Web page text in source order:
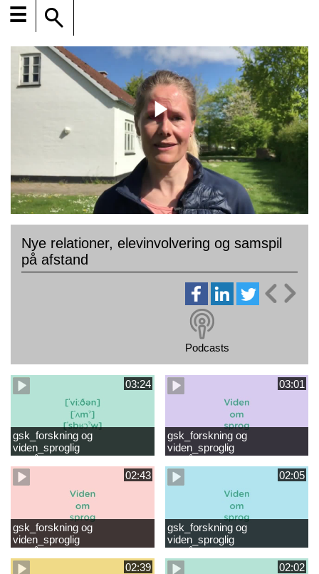
☰
Nye relationer, elevinvolvering og samspil
på afstand
Podcasts
03:24
gsk_forskning og
viden_sproglig
læsevanskeligheder.mp4
03:01
gsk_forskning og
viden_sproglig
første læsning 6-8 år.mp4
02:43
gsk_forskning og
viden_sproglig
forståelse_Støt dit barns
fortsatte læsning 8-10 år.mp4
02:05
gsk_forskning og
viden_sproglig
forståelse_Snak med dit barn
6 mdr-2 år.mp4
02:39 02:02